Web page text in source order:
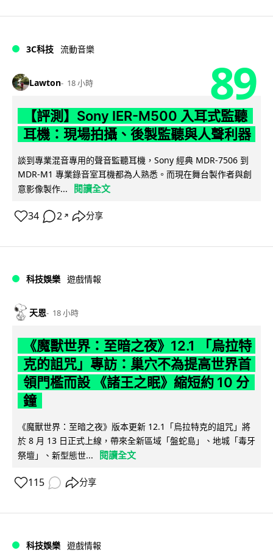
3C科技 流動音樂
Lawton 18 小時 89
【評測】Sony IER-M500 入耳式監聽
耳機：現場拍攝、後製監聽與人聲利器
談到專業混音專用的聲音監聽耳機，Sony 經典 MDR-7506 到
MDR-M1 專業錄音室耳機都為人熟悉。而現在舞台製作者與創
意影像製作...
閱讀全文
34 2 ↗ 分享
科技娛樂 遊戲情報
天恩 18 小時
《魔獸世界：至暗之夜》12.1 「烏拉特
克的詛咒」專訪：巢穴不為提高世界首
領門檻而設 《諸王之眠》縮短約 10 分
鐘
《魔獸世界：至暗之夜》版本更新 12.1「烏拉特克的詛咒」將
於 8 月 13 日正式上線，帶來全新區域「盤蛇島」、地城「毒牙
祭壇」、新型態世...
閱讀全文
115 分享
科技娛樂 遊戲情報